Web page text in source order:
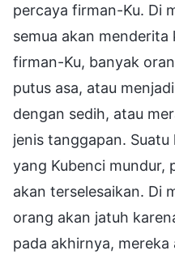
percaya firman-Ku. Di
semua akan menderita
firman-Ku, banyak
putus asa, atau
dengan sedih, atau
jenis tanggapan.
yang Kubenci mundur,
akan terselesaikan. Di
orang akan jatuh
pada akhirnya,